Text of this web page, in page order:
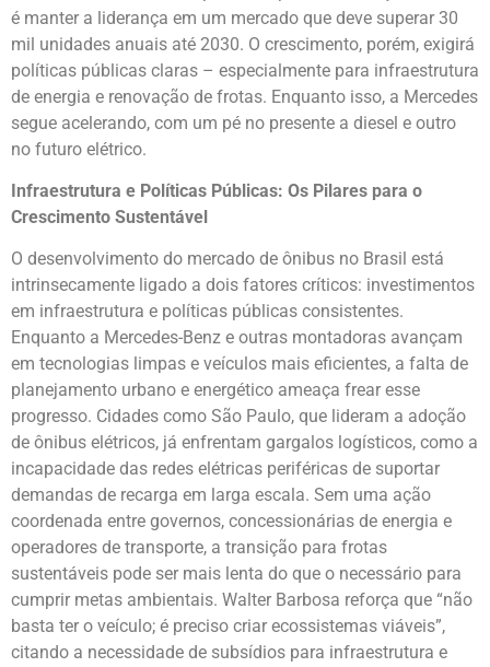
é manter a liderança em um mercado que deve superar 30
mil unidades anuais até 2030. O crescimento, porém, exigirá
políticas públicas claras – especialmente para infraestrutura
de energia e renovação de frotas. Enquanto isso, a Mercedes
segue acelerando, com um pé no presente a diesel e outro
no futuro elétrico.
Infraestrutura e Políticas Públicas: Os Pilares para o
Crescimento Sustentável
O desenvolvimento do mercado de ônibus no Brasil está
intrinsecamente ligado a dois fatores críticos: investimentos
em infraestrutura e políticas públicas consistentes.
Enquanto a Mercedes-Benz e outras montadoras avançam
em tecnologias limpas e veículos mais eficientes, a falta de
planejamento urbano e energético ameaça frear esse
progresso. Cidades como São Paulo, que lideram a adoção
de ônibus elétricos, já enfrentam gargalos logísticos, como a
incapacidade das redes elétricas periféricas de suportar
demandas de recarga em larga escala. Sem uma ação
coordenada entre governos, concessionárias de energia e
operadores de transporte, a transição para frotas
sustentáveis pode ser mais lenta do que o necessário para
cumprir metas ambientais. Walter Barbosa reforça que “não
basta ter o veículo; é preciso criar ecossistemas viáveis”,
citando a necessidade de subsídios para infraestrutura e